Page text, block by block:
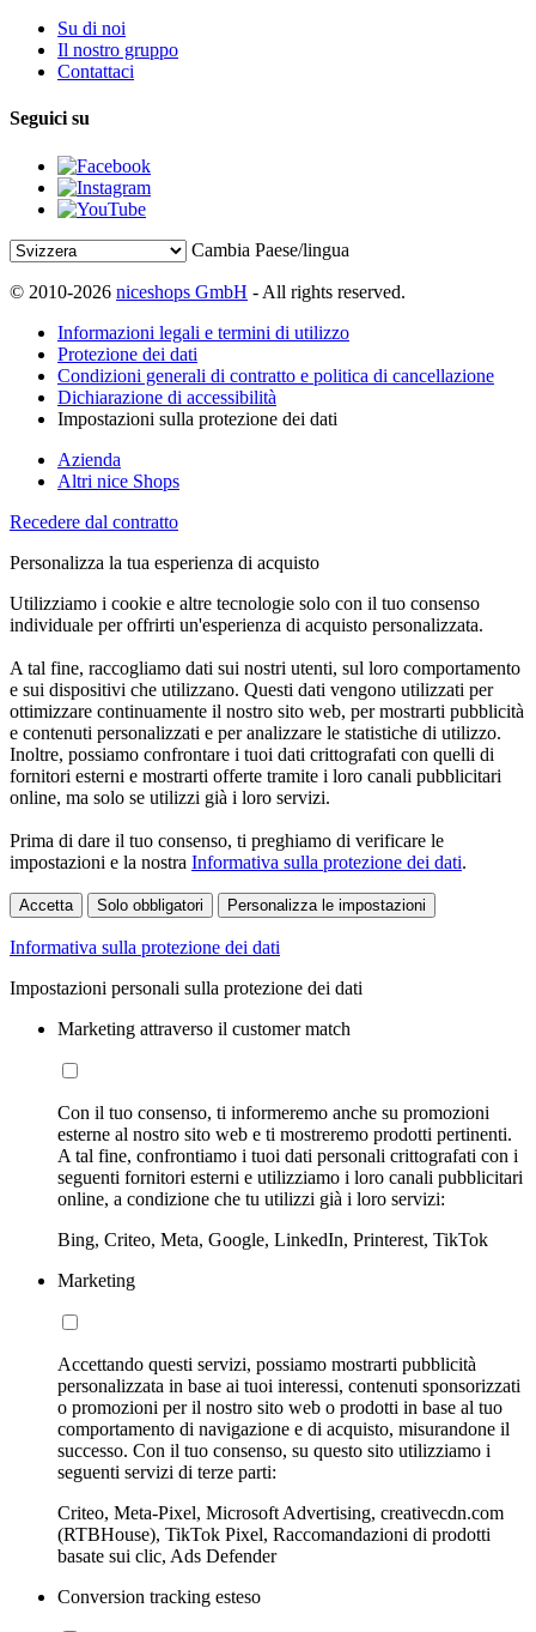
Su di noi
Il nostro gruppo
Contattaci
Seguici su
Cambia Paese/lingua
© 2010-2026 niceshops GmbH - All rights reserved.
Informazioni legali e termini di utilizzo
Protezione dei dati
Condizioni generali di contratto e politica di cancellazione
Dichiarazione di accessibilità
Impostazioni sulla protezione dei dati
Azienda
Altri nice Shops
Recedere dal contratto
Personalizza la tua esperienza di acquisto
Utilizziamo i cookie e altre tecnologie solo con il tuo consenso
individuale per offrirti un'esperienza di acquisto personalizzata.
A tal fine, raccogliamo dati sui nostri utenti, sul loro comportamento
e sui dispositivi che utilizzano. Questi dati vengono utilizzati per
ottimizzare continuamente il nostro sito web, per mostrarti pubblicità
e contenuti personalizzati e per analizzare le statistiche di utilizzo.
Inoltre, possiamo confrontare i tuoi dati crittografati con quelli di
fornitori esterni e mostrarti offerte tramite i loro canali pubblicitari
online, ma solo se utilizzi già i loro servizi.
Prima di dare il tuo consenso, ti preghiamo di verificare le
impostazioni e la nostra Informativa sulla protezione dei dati.
Accetta Solo obbligatori Personalizza le impostazioni
Informativa sulla protezione dei dati
Impostazioni personali sulla protezione dei dati
Marketing attraverso il customer match
Con il tuo consenso, ti informeremo anche su promozioni
esterne al nostro sito web e ti mostreremo prodotti pertinenti.
A tal fine, confrontiamo i tuoi dati personali crittografati con i
seguenti fornitori esterni e utilizziamo i loro canali pubblicitari
online, a condizione che tu utilizzi già i loro servizi:
Bing, Criteo, Meta, Google, LinkedIn, Printerest, TikTok
Marketing
Accettando questi servizi, possiamo mostrarti pubblicità
personalizzata in base ai tuoi interessi, contenuti sponsorizzati
o promozioni per il nostro sito web o prodotti in base al tuo
comportamento di navigazione e di acquisto, misurandone il
successo. Con il tuo consenso, su questo sito utilizziamo i
seguenti servizi di terze parti:
Criteo, Meta-Pixel, Microsoft Advertising, creativecdn.com
(RTBHouse), TikTok Pixel, Raccomandazioni di prodotti
basate sui clic, Ads Defender
Conversion tracking esteso